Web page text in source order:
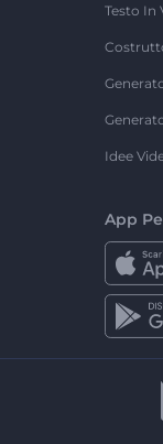
Testo In
Idee
App